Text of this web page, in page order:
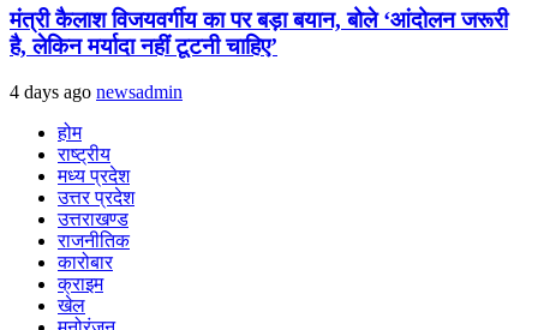
मंत्री कैलाश विजयवर्गीय का पर बड़ा बयान, बोले ‘आंदोलन जरूरी
है, लेकिन मर्यादा नहीं टूटनी चाहिए’
4 days ago newsadmin
होम
राष्ट्रीय
मध्य प्रदेश
उत्तर प्रदेश
उत्तराखण्ड
राजनीतिक
कारोबार
क्राइम
खेल